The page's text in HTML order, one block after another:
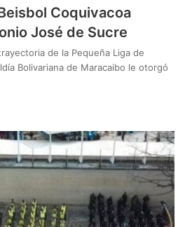
Coquivacoa
José de Sucre
de la Pequeña Liga de
Bolivariana de Maracaibo le otorgó